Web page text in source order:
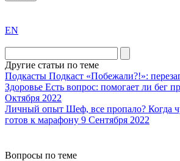
the
division
agent
watch
replica
showcases
substantial
areas.
replica
EN
Другие статьи по теме
Подкасты Подкаст «Побежали?!»:
Здоровье Есть вопрос: помогает ли бег
Октября 2022
Личный опыт Шеф, все пропало? Когда
готов к марафону 9 Сентября 2022
Вопросы по теме